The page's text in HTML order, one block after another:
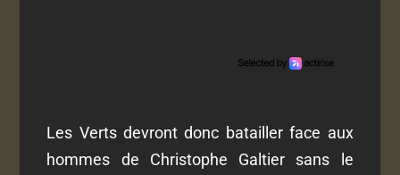
Les Verts devront donc batailler face aux
hommes de Christophe Galtier sans le